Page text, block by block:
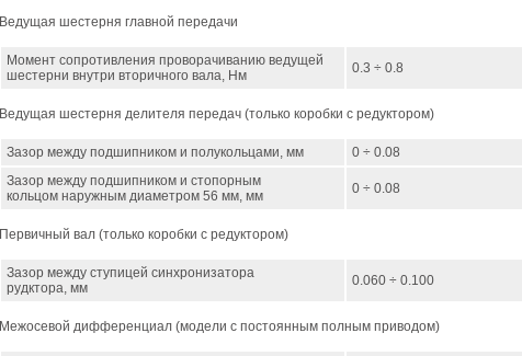
Ведущая шестерня главной передачи
Момент сопротивления проворачиванию ведущей
шестерни внутри вторичного вала, Нм
0.3 ÷ 0.8
Ведущая шестерня делителя передач (только коробки с редуктором)
Зазор между подшипником и полукольцами, мм
0 ÷ 0.08
Зазор между подшипником и стопорным
кольцом наружным диаметром 56 мм, мм
0 ÷ 0.08
Первичный вал (только коробки с редуктором)
Зазор между ступицей синхронизатора
рудктора, мм
0.060 ÷ 0.100
Межосевой дифференциал (модели с постоянным полным приводом)